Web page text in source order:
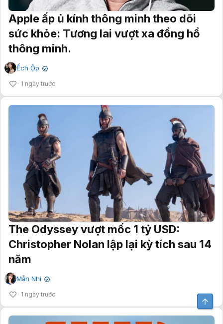
Apple ấp ủ kính thông minh theo dõi
sức khỏe: Tương lai vượt xa đồng hồ
thông minh.
Ếch Ộp ✔
1 ngày trước
The Odyssey vượt mốc 1 tỷ USD:
Christopher Nolan lập lại kỳ tích sau 14
năm
Mẫn Nhi ✔
1 ngày trước